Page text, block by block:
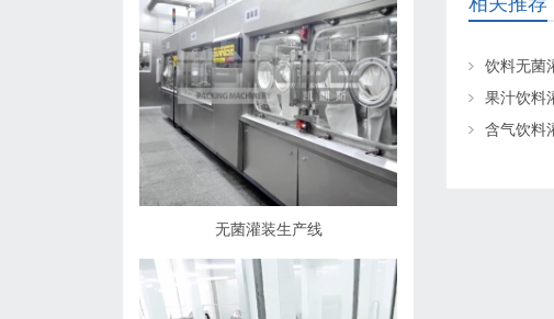
饮料无菌
果汁饮料
含气饮料
无菌灌装生产线